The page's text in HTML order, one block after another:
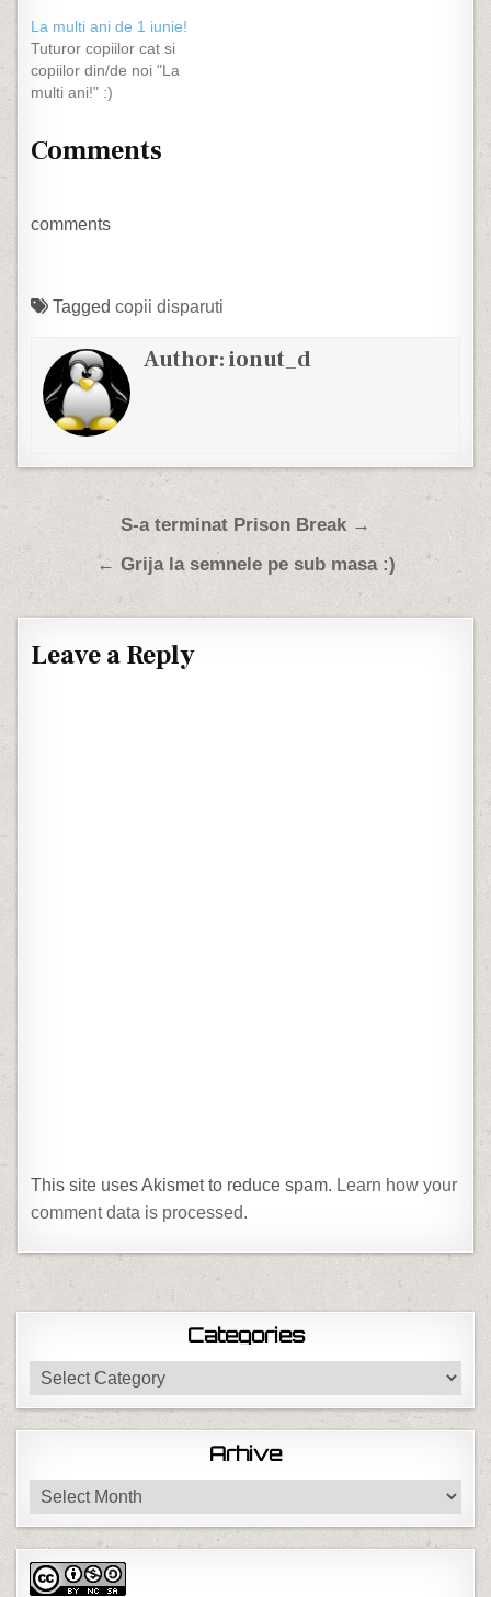
că nu am microfon
dedicat. Acum browserele
și telefonul îmi livrează
peste tot doar reclame la
și "ascultătorilor"…
La multi ani de 1 iunie!
Tuturor copiilor cat si
copiilor din/de noi "La
multi ani!" :)
Comments
comments
Taggedcopii disparuti
Author:ionut_d
Post navigation
S-a terminat Prison Break →
← Grija la semnele pe sub masa :)
Leave a Reply
This site uses Akismet to reduce spam. Learn how your
comment data is processed.
Categories
Categories
Arhive
Arhive